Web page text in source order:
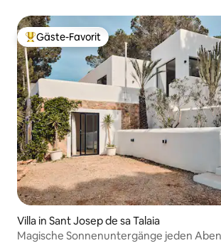
Beliebter Gäste-Favorit.
Gäste-Favorit
Villa in Sant Josep de sa Talaia
Magische Sonnenuntergänge jeden